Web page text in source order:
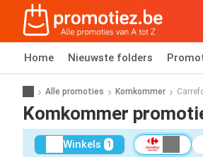
Home Nieuwste folders
Alle promoties Komkommer
Komkommer
Winkels 1